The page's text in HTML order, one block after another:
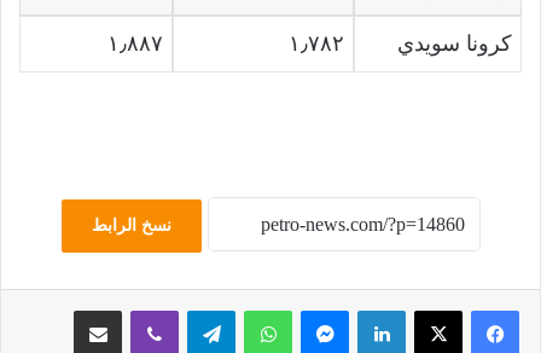
كرونا سويدي ١٫٧٨٢ ١٫٨٨٧
نسخ الرابط
لينكدإن ماسنجر واتساب تيلقرام ڤايبر مشاركة عبر البريد